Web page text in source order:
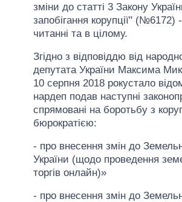
зміни до статті 3 Закону
запобігання корупції" (№6172)
читанні та в цілому.
Згідно з відповіддю від
депутата України Максима
10 серпня 2018 рокустало
нардеп подав наступні
спрямовані на боротьбу з
бюрократією:
- про внесення змін до
України (щодо проведення
торгів онлайн)»
- про внесення змін до